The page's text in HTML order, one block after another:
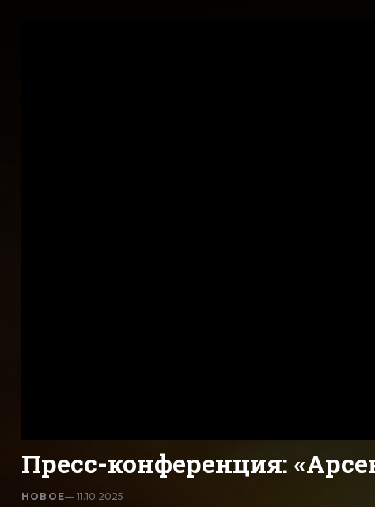
Пресс-конференция:
НОВОЕ— 11.10.2025